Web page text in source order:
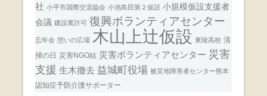
社 小平市国際交流協会 小池島田第２仮説 小規模仮設支援者
会議 建設業許可 復興ボランティアセンター
忘年会 憩いの広場 木山上辻仮設 東陵高校 清
掃の日 災害NGO結 災害ボランティアセンター 災害
支援 生木撤去 益城町役場 被災地障害者センター熊本
認知症予防介護サポーター